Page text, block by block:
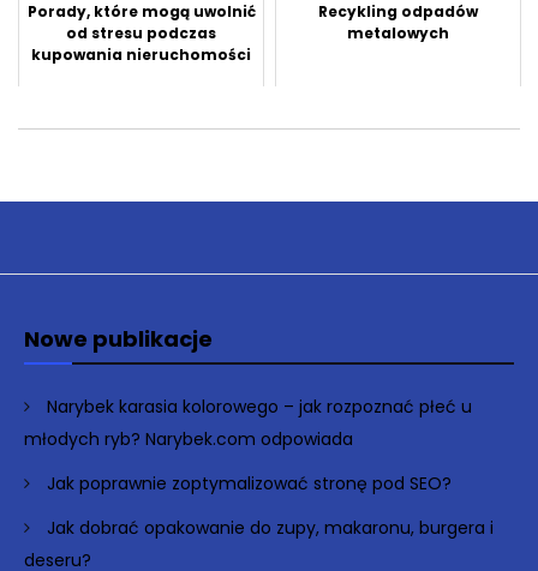
Porady, które mogą uwolnić
od stresu podczas
kupowania nieruchomości
Recykling odpadów
metalowych
Nowe publikacje
Narybek karasia kolorowego – jak rozpoznać płeć u
młodych ryb? Narybek.com odpowiada
Jak poprawnie zoptymalizować stronę pod SEO?
Jak dobrać opakowanie do zupy, makaronu, burgera i
deseru?